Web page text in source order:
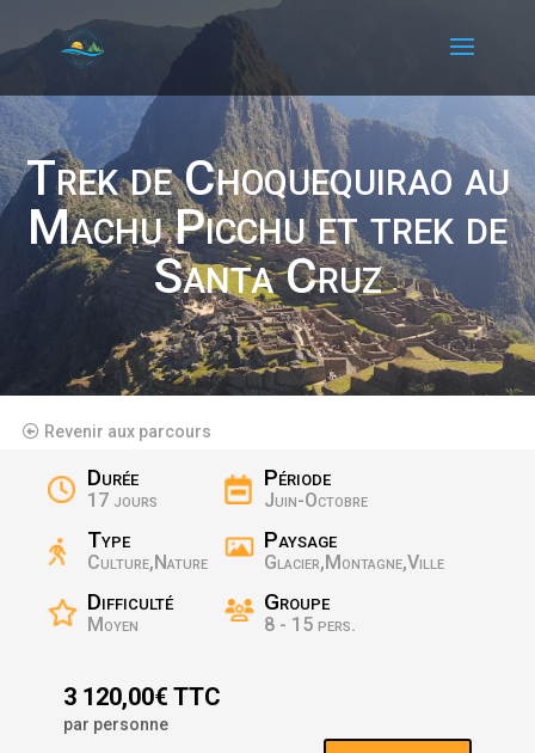
Trek de Choquequirao au
Machu Picchu et trek de
Santa Cruz
Revenir aux parcours
Durée
17 jours
Type
Culture,Nature
Difficulté
Moyen
Période
Juin-Octobre
Paysage
Glacier,Montagne,Ville
Groupe
8 - 15 pers.
3 120,00€ TTC
par personne